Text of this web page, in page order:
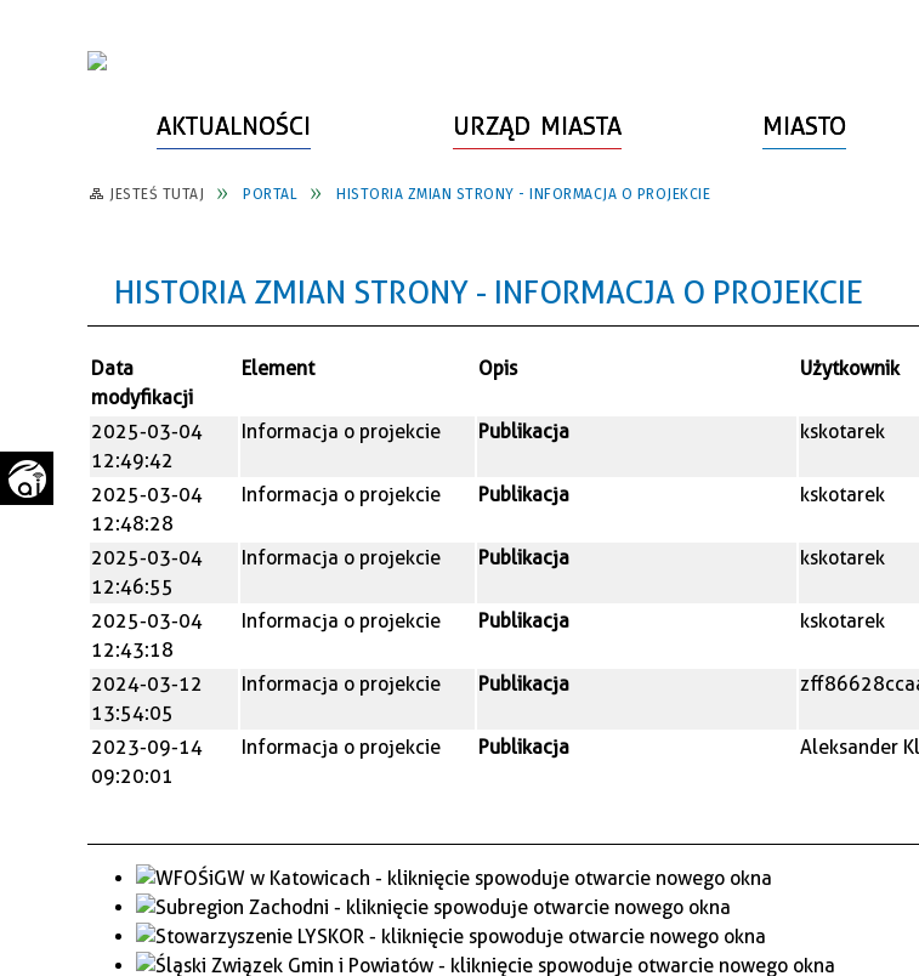
AKTUALNOŚCI URZĄD MIASTA
WŁADZE MIASTA
URZĄD STANU CYWILNEGO
BUDŻET MIASTA
STRATEGIE, PLANY, PROGRAMY
FUNDUSZE ZEWNĘTRZNE
MIASTO
INFORMACJE O MIEŚCIE
PARTNERZY, NGO
EDUKACJA
INWESTYCJE MIEJSKIE
POWIATOWY LIDER
PRZEDSIĘBIORCZOŚCI
WAŻNE TELEFONY
GAZETA SAMORZĄDOWA
"PSZOW.PL"
SPORT
SZLAKI TURYSTYCZNE
ZAŁATW SPRAWĘ
BEZPIECZEŃSTWO
POMIAR SATYSFAKCJI KLIENTA
INFORMATOR
KOMUNIKACJA I TRANSPORT
ZAGOSPODAROWANIE
PRZESTRZENNE
JESTEŚ TUTAJ PORTAL HISTORIA ZMIAN STRONY - INFORMACJA O PROJEKCIE
HISTORIA ZMIAN STRONY - INFORMACJA O PROJEKCIE
Data
modyfikacji
Element Opis Użytkownik
2025-03-04
12:49:42
Informacja o projekcie Publikacja kskotarek
2025-03-04
12:48:28
Informacja o projekcie Publikacja kskotarek
2025-03-04
12:46:55
Informacja o projekcie Publikacja kskotarek
2025-03-04
12:43:18
Informacja o projekcie Publikacja kskotarek
2024-03-12
13:54:05
Informacja o projekcie Publikacja
2023-09-14
09:20:01
Informacja o projekcie Publikacja Aleksander